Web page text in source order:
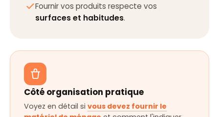
Fournir vos produits respecte vos
surfaces et habitudes.
Côté organisation pratique
Voyez en détail si vous devez fournir le